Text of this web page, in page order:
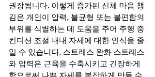
권장됩니다. 이렇게 증가된 신체 마음 챙
김은 개인이 압력, 불균형 또는 불편함의
부위를 식별하는 데 도움을 주어 주행 중
컨디션 조절 내내 자세에 대한 인식을 줄
일 수 있습니다. 스트레스 완화 스트레스
와 압력은 근육을 수축시키고 긴장하게
함으로써 나쁜 자세를 복잡하게 만들 수